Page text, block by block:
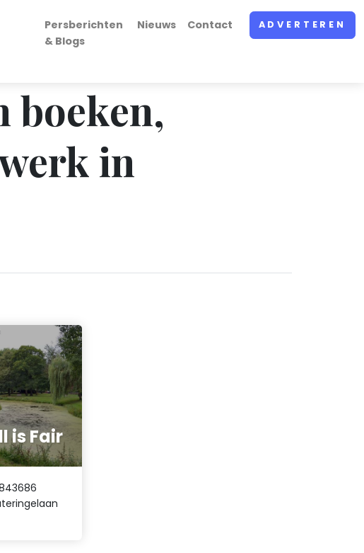
Persberichten
& Blogs
Nieuws Contact ADVERTEREN
boeken,
in
is Fair